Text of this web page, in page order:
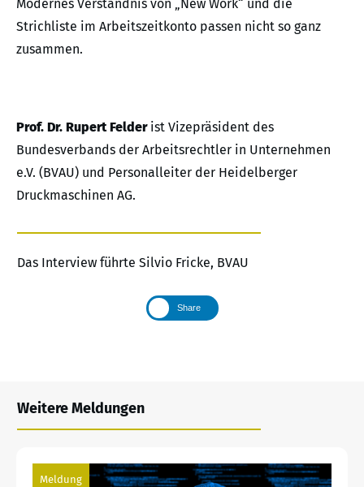
Modernes Verständnis von „New Work“ und die
Strichliste im Arbeitszeitkonto passen nicht so ganz
zusammen.
Prof. Dr. Rupert Felderist Vizepräsident des
Bundesverbands der Arbeitsrechtler in Unternehmen
e.V. (BVAU) und Personalleiter der Heidelberger
Druckmaschinen AG.
Das Interview führte Silvio Fricke, BVAU
Share
Weitere Meldungen
Meldung